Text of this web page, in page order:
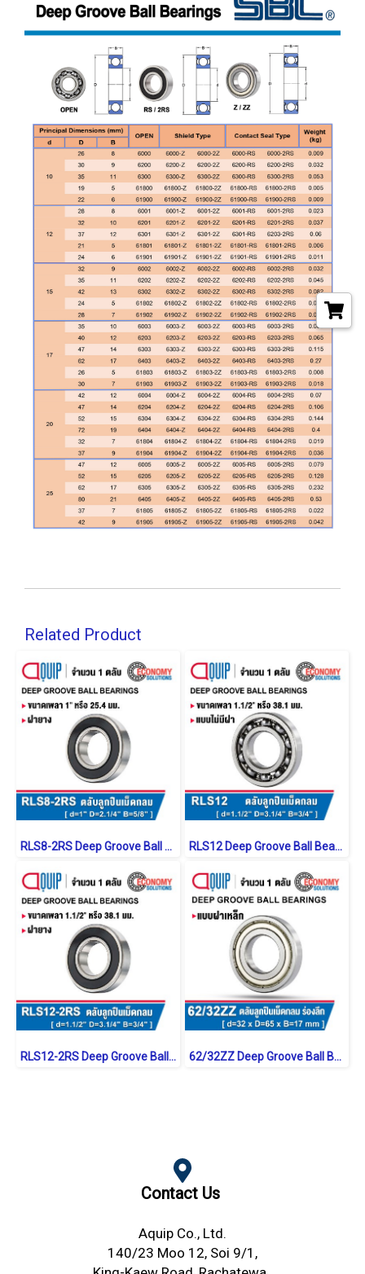
Related Product
RLS8-2RS Deep Groove Ball Bearings inch. Seal Type RLS12 Deep Groove Ball Bearings inch. Open Type
RLS12-2RS Deep Groove Ball Bearings inch. Seal Type 62/32ZZ Deep Groove Ball Bearings Shield Type
Contact Us
Aquip Co., Ltd.
140/23 Moo 12, Soi 9/1,